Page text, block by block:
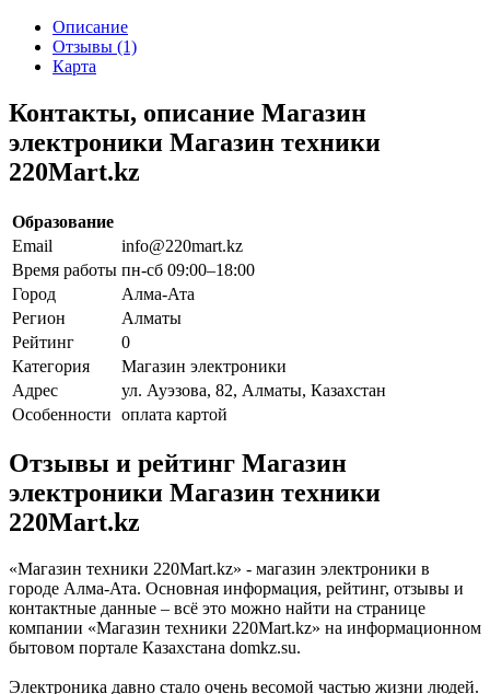
Описание
Отзывы (1)
Карта
Контакты, описание Магазин
электроники Магазин техники
220Mart.kz
Образование
Email
info@220mart.kz
Время работы пн-сб 09:00–18:00
Город
Алма-Ата
Регион
Алматы
Рейтинг
0
Категория
Магазин электроники
Адрес
ул. Ауэзова, 82, Алматы, Казахстан
Особенности оплата картой
Отзывы и рейтинг Магазин
электроники Магазин техники
220Mart.kz
«Магазин техники 220Mart.kz» - магазин электроники в
городе Алма-Ата. Основная информация, рейтинг, отзывы и
контактные данные – всё это можно найти на странице
компании «Магазин техники 220Mart.kz» на информационном
бытовом портале Казахстана domkz.su.
Электроника давно стало очень весомой частью жизни людей.